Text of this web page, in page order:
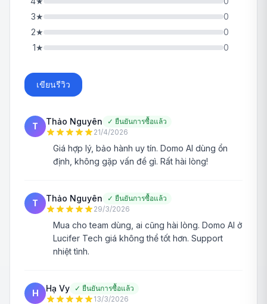
3★
0
2★
0
1★ 0
เขียนรีวิว
T Thảo Nguyên ✓ ยืนยันการซื้อแล้ว
21/4/2026
Giá hợp lý, bảo hành uy tín. Domo AI dùng ổn
định, không gặp vấn đề gì. Rất hài lòng!
T Thảo Nguyên ✓ ยืนยันการซื้อแล้ว
29/3/2026
Mua cho team dùng, ai cũng hài lòng. Domo AI ở
Lucifer Tech giá không thể tốt hơn. Support
nhiệt tình.
H Hạ Vy ✓ ยืนยันการซื้อแล้ว
13/3/2026